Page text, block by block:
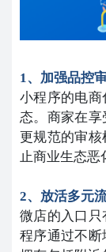
1、加强品控
小程序的电商
态。商家在
更规范的审
止商业生态恶
2、放活多元
微店的入口
程序通过不